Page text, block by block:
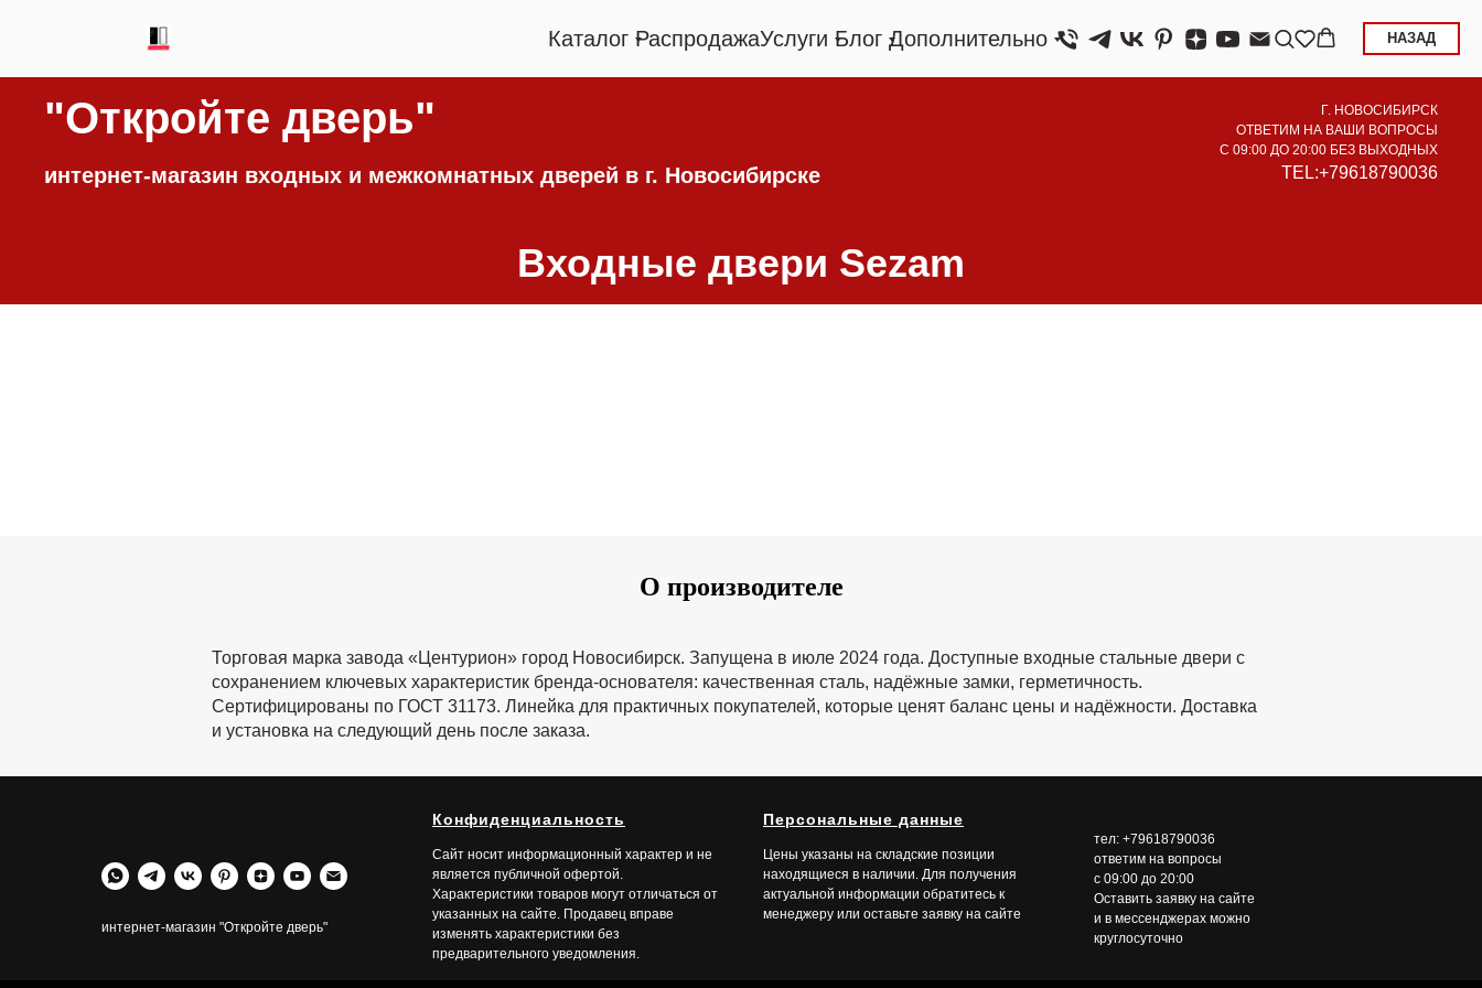
Каталог РаспродажаУслуги Блог Дополнительно
"Откройте дверь"
интернет-магазин входных и межкомнатных дверей в г. Новосибирске
Г. НОВОСИБИРСК
ОТВЕТИМ НА ВАШИ ВОПРОСЫ
С 09:00 ДО 20:00 БЕЗ ВЫХОДНЫХ
TEL:+79618790036
Входные двери Sezam
НАЗАД
О производителе
Торговая марка завода «Центурион» город Новосибирск. Запущена в июле 2024 года. Доступные входные стальные двери с
сохранением ключевых характеристик бренда-основателя: качественная сталь, надёжные замки, герметичность.
Сертифицированы по ГОСТ 31173. Линейка для практичных покупателей, которые ценят баланс цены и надёжности. Доставка
и установка на следующий день после заказа.
интернет-магазин "Откройте дверь"
Конфиденциальность
Сайт носит информационный характер и не
является публичной офертой.
Характеристики товаров могут отличаться от
указанных на сайте. Продавец вправе
изменять характеристики без
предварительного уведомления.
Персональные данные
Цены указаны на складские позиции
находящиеся в наличии. Для получения
актуальной информации обратитесь к
менеджеру или оставьте заявку на сайте
тел: +79618790036
ответим на вопросы
с 09:00 до 20:00
Оставить заявку на сайте
и в мессенджерах можно
круглосуточно